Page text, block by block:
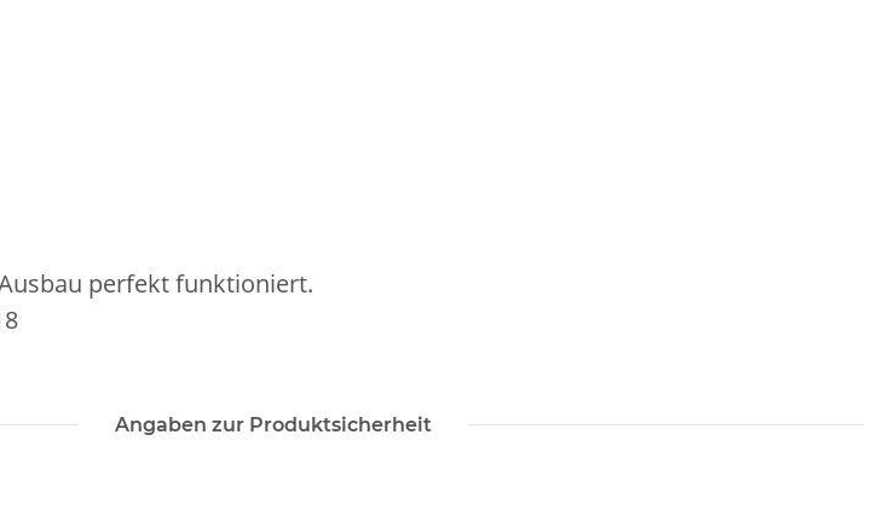
perfekt funktioniert.
Angaben zur Produktsicherheit